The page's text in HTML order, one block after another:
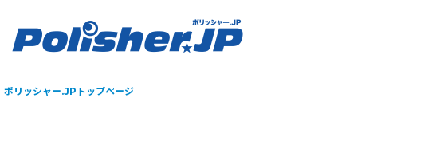
ポリッシャー.JPトップページ